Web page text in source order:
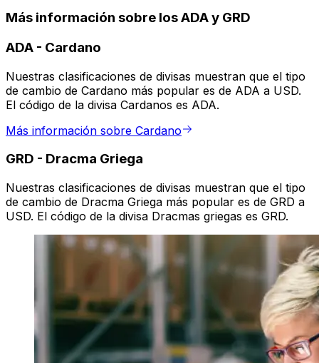
Más información sobre los ADA y GRD
ADA - Cardano
Nuestras clasificaciones de divisas muestran que el tipo
de cambio de Cardano más popular es de ADA a USD.
El código de la divisa Cardanos es ADA.
Más información sobre Cardano
GRD - Dracma Griega
Nuestras clasificaciones de divisas muestran que el tipo
de cambio de Dracma Griega más popular es de GRD a
USD. El código de la divisa Dracmas griegas es GRD.